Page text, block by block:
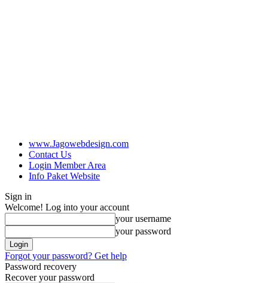
www.Jagowebdesign.com
Contact Us
Login Member Area
Info Paket Website
Sign in
Welcome! Log into your account
your username
your password
Forgot your password? Get help
Password recovery
Recover your password